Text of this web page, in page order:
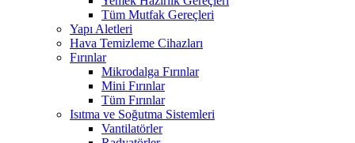
Tüm Mutfak Gereçleri
Yapı Aletleri
Hava Temizleme Cihazları
Fırınlar
Mikrodalga Fırınlar
Mini Fırınlar
Tüm Fırınlar
Isıtma ve Soğutma Sistemleri
Vantilatörler